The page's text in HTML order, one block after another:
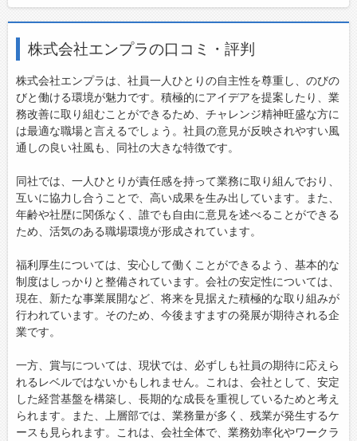
株式会社エンプラの口コミ・評判
株式会社エンプラは、社員一人ひとりの自主性を尊重し、のびの
びと働ける環境が魅力です。積極的にアイデアを提案したり、業
務改善に取り組むことができるため、チャレンジ精神旺盛な方に
は最適な職場と言えるでしょう。社員の意見が反映されやすい風
通しの良い社風も、同社の大きな特徴です。
同社では、一人ひとりが責任感を持って業務に取り組んでおり、
互いに協力し合うことで、高い成果を生み出しています。また、
年齢や社歴に関係なく、誰でも自由に意見を述べることができる
ため、活気のある職場環境が形成されています。
福利厚生については、安心して働くことができるよう、基本的な
制度はしっかりと整備されています。会社の安定性については、
現在、新たな事業展開など、将来を見据えた積極的な取り組みが
行われています。そのため、今後ますますの発展が期待される企
業です。
一方、賞与については、現状では、必ずしも社員の期待に応えら
れるレベルではないかもしれません。これは、会社として、安定
した経営基盤を構築し、長期的な成長を重視しているためと考え
られます。また、上層部では、業務量が多く、残業が発生するケ
ースも見られます。これは、会社全体で、業務効率化やワークラ